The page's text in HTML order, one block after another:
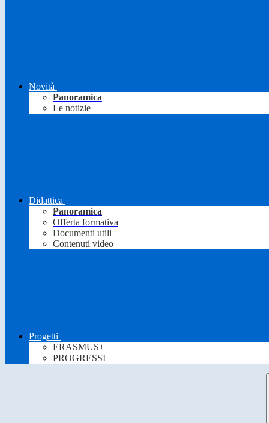
Novità
Panoramica
Le notizie
Didattica
Panoramica
Offerta formativa
Documenti utili
Contenuti video
Progetti
ERASMUS+
PROGRESSI